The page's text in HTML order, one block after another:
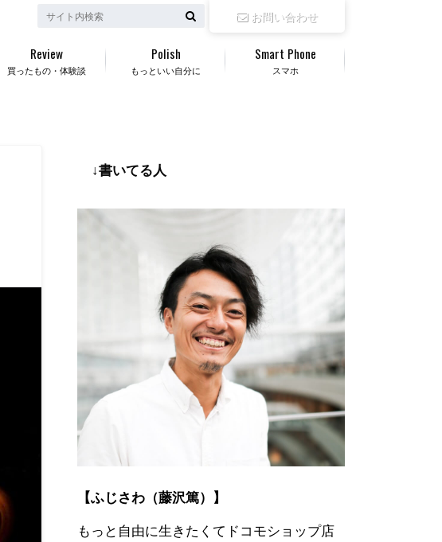
お問い合わせ
買ったもの・体験談
Review
もっといい自分に
Polish
スマホ
Smart Phone
↓書いてる人
【ふじさわ（藤沢篤）】
もっと自由に生きたくてドコモショップ店